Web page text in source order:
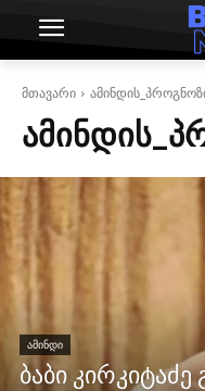
მთავარი
ᲐᲛᲘᲜᲓᲘ
ბაბი კირკიტაძე